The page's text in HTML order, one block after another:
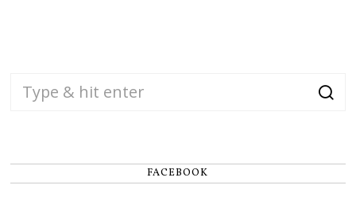
FACEBOOK